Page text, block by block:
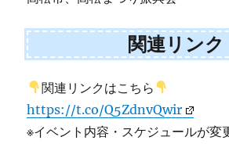
関連リンク
関連リンクはこちら
https://t.co/Q5ZdnvQwir
※イベント内容・スケジュールが変